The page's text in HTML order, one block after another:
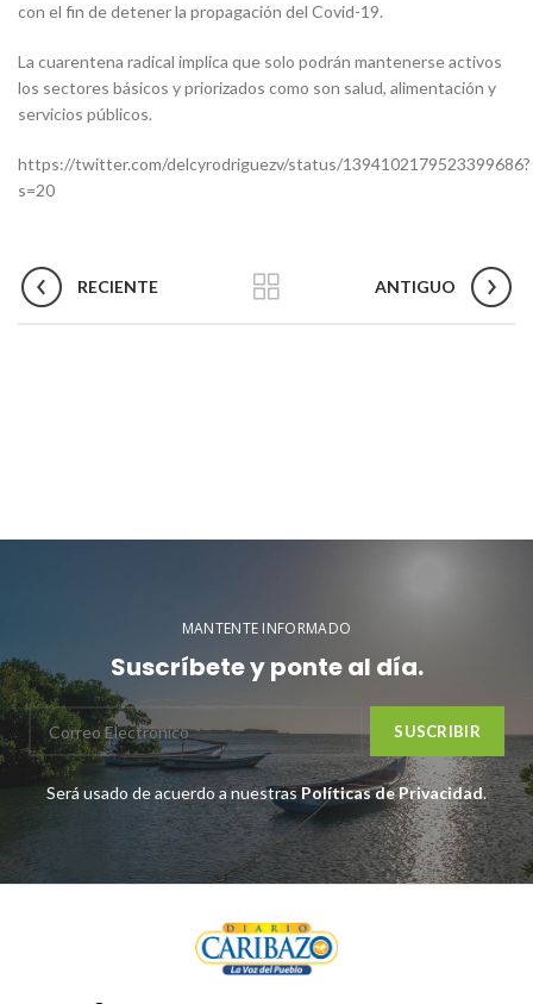
con el fin de detener la propagación del Covid-19.
La cuarentena radical implica que solo podrán mantenerse activos
los sectores básicos y priorizados como son salud, alimentación y
servicios públicos.
https://twitter.com/delcyrodriguezv/status/1394102179523399686?
s=20
RECIENTE ANTIGUO
MANTENTE INFORMADO
Suscríbete y ponte al día.
Será usado de acuerdo a nuestrasPolíticas de Privacidad.